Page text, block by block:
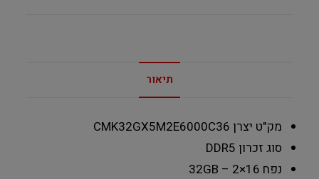
תיאור
מק"ט יצרן CMK32GX5M2E6000C36
סוג זכרון DDR5
נפח 32GB – 2×16